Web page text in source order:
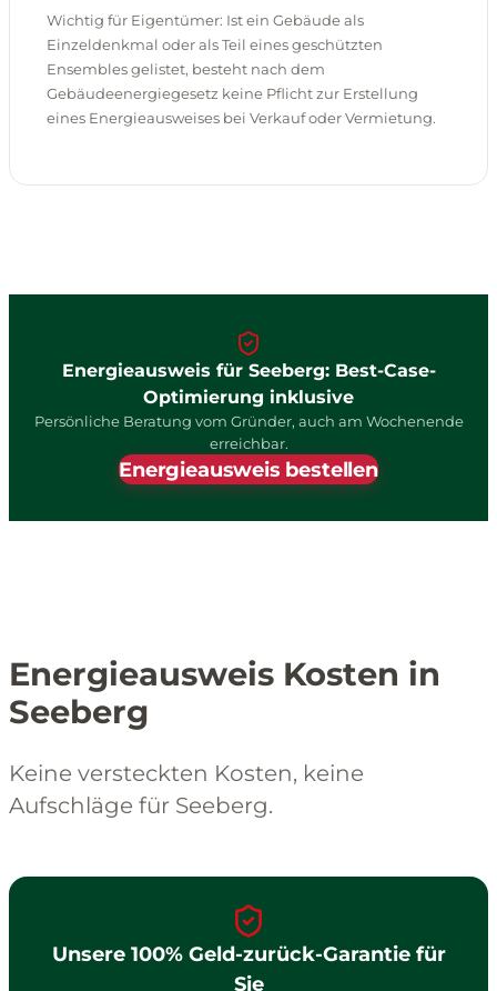
Wichtig für Eigentümer: Ist ein Gebäude als
Einzeldenkmal oder als Teil eines geschützten
Ensembles gelistet, besteht nach dem
Gebäudeenergiegesetz keine Pflicht zur Erstellung
eines Energieausweises bei Verkauf oder Vermietung.
Energieausweis für Seeberg: Best-Case-
Optimierung inklusive
Persönliche Beratung vom Gründer, auch am Wochenende
erreichbar.
Energieausweis bestellen
Energieausweis Kosten in
Seeberg
Keine versteckten Kosten, keine
Aufschläge für Seeberg.
Unsere 100% Geld-zurück-Garantie für
Sie